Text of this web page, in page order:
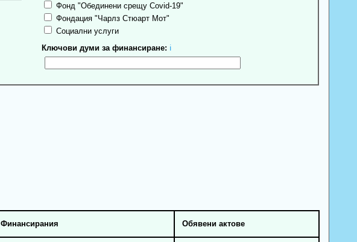
Фонд "Обединени срещу Covid-19"
Фондация "Чарлз Стюарт Мот"
Социални услуги
Ключови думи за финансиране: ℹ
Финансирания Обявени актове